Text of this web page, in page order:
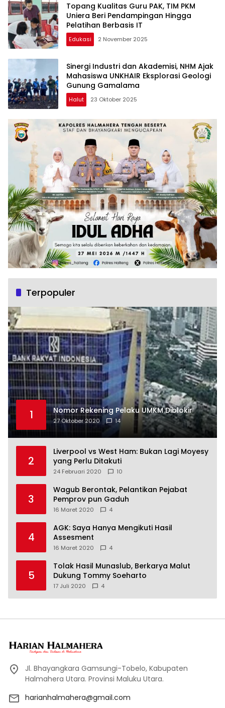
Topang Kualitas Guru PAK, TIM PKM
Uniera Beri Pendampingan Hingga
Pelatihan Berbasis IT
Edukasi 2 November 2025
Sinergi Industri dan Akademisi, NHM Ajak
Mahasiswa UNKHAIR Eksplorasi Geologi
Gunung Gamalama
Halut 23 Oktober 2025
Terpopuler
1 Nomor Rekening Pelaku UMKM Diblokir
27 Oktober 2020 14
2
Liverpool vs West Ham: Bukan Lagi Moyesy
yang Perlu Ditakuti
24 Februari 2020 10
3
Wagub Berontak, Pelantikan Pejabat
Pemprov pun Gaduh
16 Maret 2020 4
4
AGK: Saya Hanya Mengikuti Hasil
Assesment
16 Maret 2020 4
5
Tolak Hasil Munaslub, Berkarya Malut
Dukung Tommy Soeharto
17 Juli 2020 4
Jl. Bhayangkara Gamsungi-Tobelo, Kabupaten
Halmahera Utara. Provinsi Maluku Utara.
harianhalmahera@gmail.com